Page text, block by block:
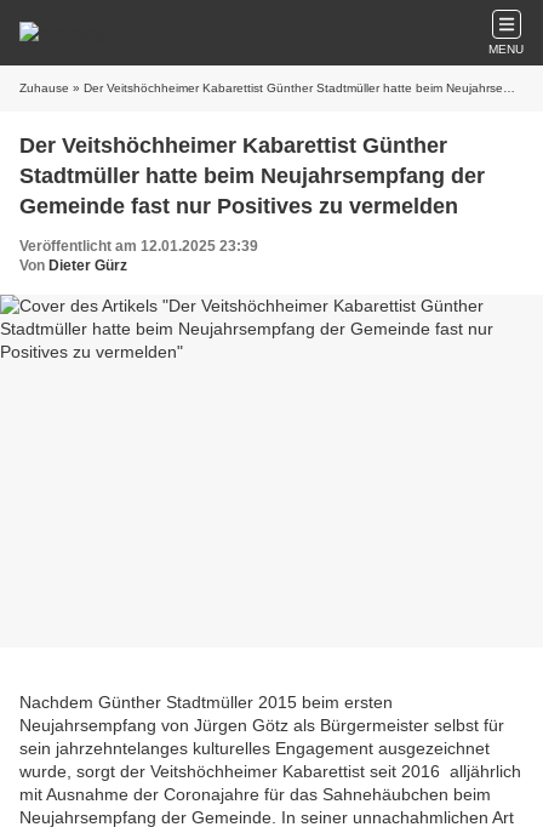
MENU
Zuhause » Der Veitshöchheimer Kabarettist Günther Stadtmüller hatte beim Neujahrsempfang der Gemeinde fast nur Positives zu vermelden
Der Veitshöchheimer Kabarettist Günther
Stadtmüller hatte beim Neujahrsempfang der
Gemeinde fast nur Positives zu vermelden
Veröffentlicht am 12.01.2025 23:39
Von Dieter Gürz
Nachdem Günther Stadtmüller 2015 beim ersten
Neujahrsempfang von Jürgen Götz als Bürgermeister selbst für
sein jahrzehntelanges kulturelles Engagement ausgezeichnet
wurde, sorgt der Veitshöchheimer Kabarettist seit 2016 alljährlich
mit Ausnahme der Coronajahre für das Sahnehäubchen beim
Neujahrsempfang der Gemeinde. In seiner unnachahmlichen Art